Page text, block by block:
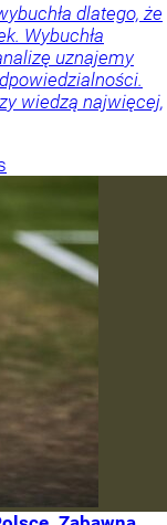
dlatego, że
Wybuchła
uznajemy
wiedzą najwięcej,